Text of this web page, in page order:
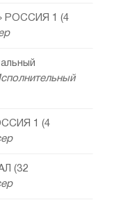
РОССИЯ 1 (4
1 (4
(32